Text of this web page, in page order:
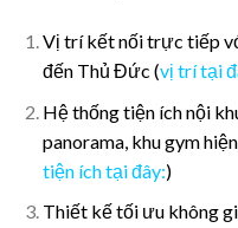
Vị trí kết nối trực tiếp
đến Thủ Đức (vị trí tại
Hệ thống tiện ích nội
panorama, khu gym
tiện ích tại đây:)
Thiết kế tối ưu không